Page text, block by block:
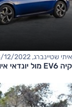
איתי שטיינברג, 28/12/2022
קיה EV6 מול יונדאי איוניק 5 - היתרונות והחסרונות, על הנייר